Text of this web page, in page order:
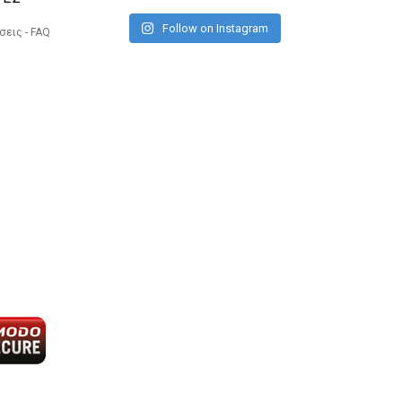
- FAQ
Follow on Instagram